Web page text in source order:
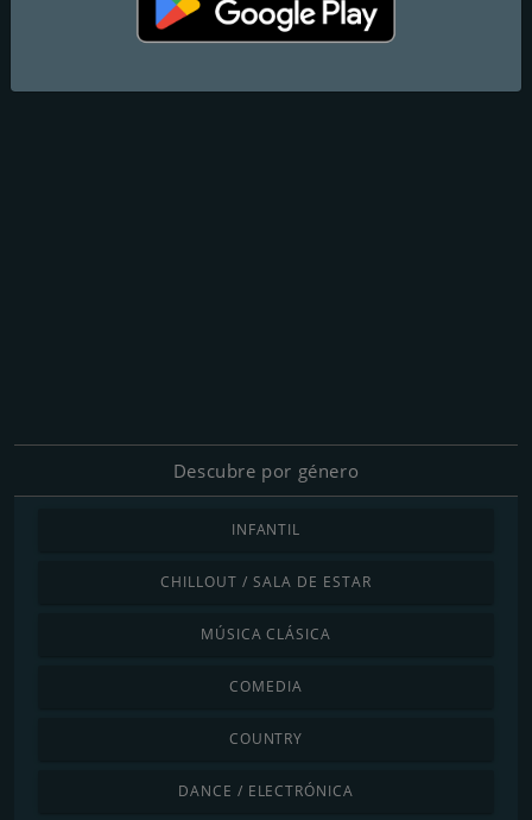
Descubre por género
INFANTIL
CHILLOUT / SALA DE ESTAR
MÚSICA CLÁSICA
COMEDIA
COUNTRY
DANCE / ELECTRÓNICA